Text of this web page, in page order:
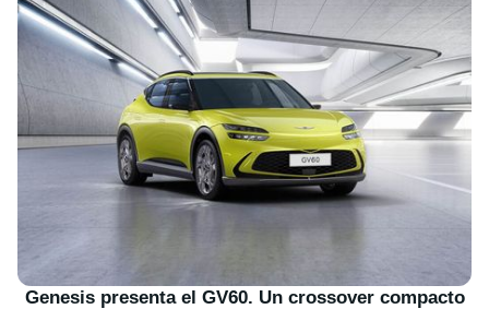
Genesis presenta el GV60. Un crossover compacto